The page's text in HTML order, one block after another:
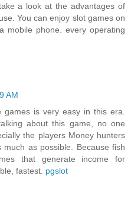
a look at the advantages of
You can enjoy slot games on
mobile phone. every operating
AM
games is very easy in this era.
about this game, no one
the players Money hunters
as possible. Because fish
that generate income for
fastest. pgslot